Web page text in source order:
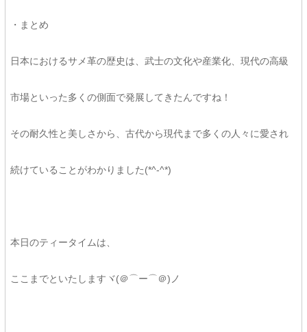
・まとめ
日本におけるサメ革の歴史は、武士の文化や産業化、現代の高級
市場といった多くの側面で発展してきたんですね！
その耐久性と美しさから、古代から現代まで多くの人々に愛され
続けていることがわかりました(*^-^*)
本日のティータイムは、
ここまでといたしますヾ(＠⌒ー⌒＠)ノ